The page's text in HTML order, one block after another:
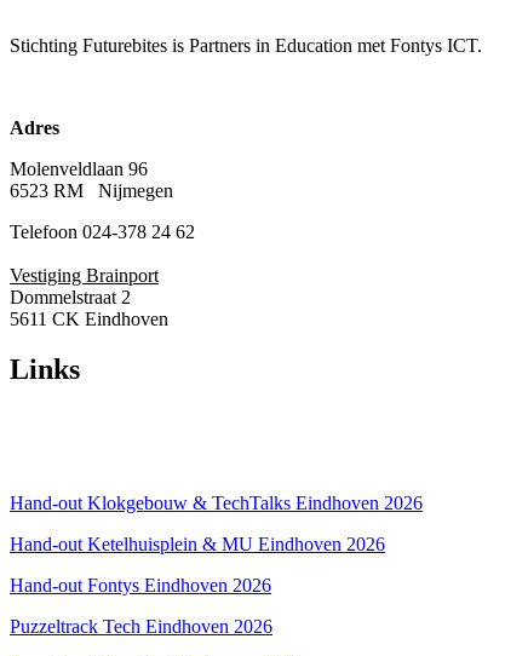
Stichting Futurebites is Partners in Education met Fontys ICT.
Adres
Molenveldlaan 96
6523 RM Nijmegen
Telefoon 024-378 24 62
Vestiging Brainport
Dommelstraat 2
5611 CK Eindhoven
Links
Hand-out Klokgebouw & TechTalks Eindhoven 2026
Hand-out Ketelhuisplein & MU Eindhoven 2026
Hand-out Fontys Eindhoven 2026
Puzzeltrack Tech Eindhoven 2026